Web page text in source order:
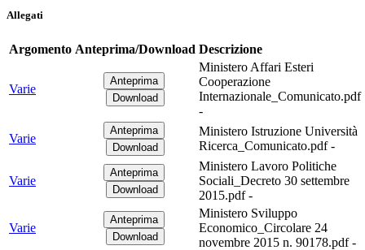
Allegati
Argomento Anteprima/Download Descrizione
Varie
Ministero Affari Esteri
Cooperazione
Internazionale_Comunicato.pdf
-
Varie
Ministero Istruzione Università
Ricerca_Comunicato.pdf -
Varie
Ministero Lavoro Politiche
Sociali_Decreto 30 settembre
2015.pdf -
Varie
Ministero Sviluppo
Economico_Circolare 24
novembre 2015 n. 90178.pdf -